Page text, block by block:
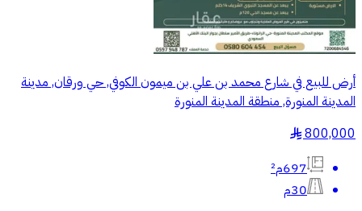
أرض للبيع في شارع محمد بن علي بن ميمون الكوفي, حي ورقان, مدينة
المدينة المنورة, منطقة المدينة المنورة
800,000
§
697م²
30م